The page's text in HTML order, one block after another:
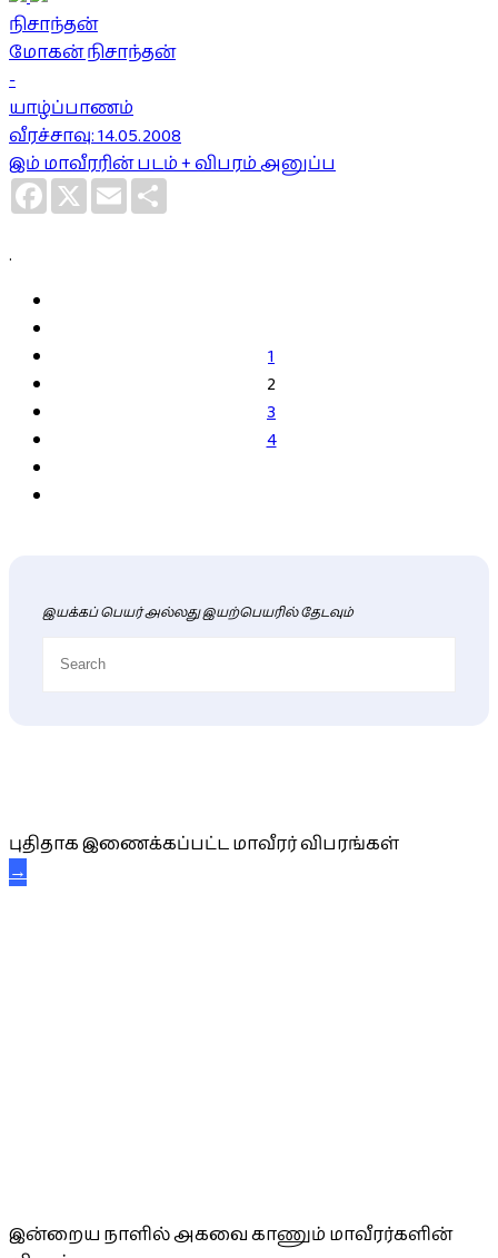
நிசாந்தன்
மோகன் நிசாந்தன்
-
யாழ்ப்பாணம்
வீரச்சாவு: 14.05.2008
இம் மாவீரரின் படம் + விபரம் அனுப்ப
Facebook
X Email
.
1
2
3
4
இயக்கப் பெயர் அல்லது இயற்பெயரில் தேடவும்
புதிதாக இணைக்கப்பட்ட மாவீரர் விபரங்கள்
→
இன்றைய நாளில் அகவை காணும் மாவீரர்களின்